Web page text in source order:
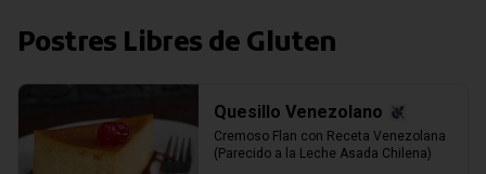
Postres Libres de Gluten
Quesillo Venezolano
Cremoso Flan con Receta Venezolana
(Parecido a la Leche Asada Chilena)